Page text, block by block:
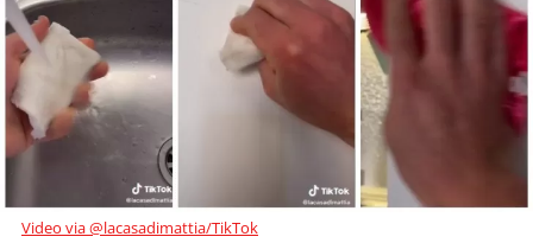
Video via @lacasadimattia/TikTok